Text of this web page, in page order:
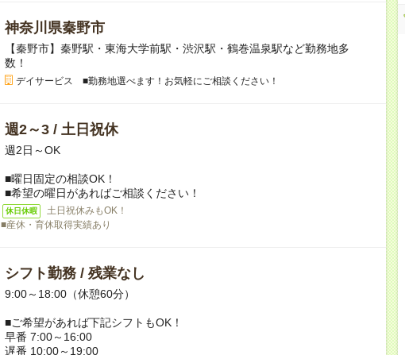
神奈川県秦野市
【秦野市】秦野駅・東海大学前駅・渋沢駅・鶴巻温泉駅など勤務地多
数！
デイサービス ■勤務地選べます！お気軽にご相談ください！
週2～3 / 土日祝休
週2日～OK
■曜日固定の相談OK！
■希望の曜日があればご相談ください！
休日休暇
土日祝休みもOK！
■産休・育休取得実績あり
シフト勤務 / 残業なし
9:00～18:00（休憩60分）
■ご希望があれば下記シフトもOK！
早番 7:00～16:00
遅番 10:00～19:00